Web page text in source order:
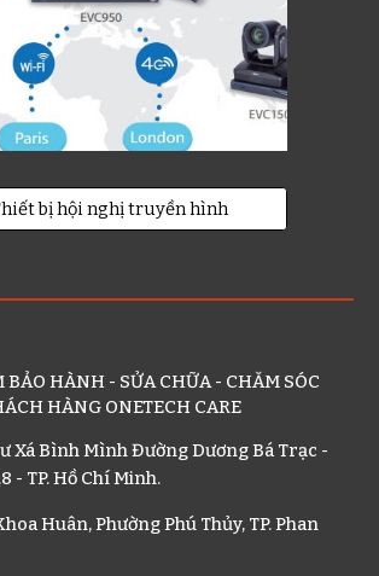
bị hội nghị truyền hình
BẢO HÀNH - SỬA CHỮA - CHĂM SÓC
HÀNG ONETECH CARE
Xá Bình Mình Đường Dương Bá Trạc -
- TP. Hồ Chí Minh.
Huân, Phường Phú Thủy, TP.Phan